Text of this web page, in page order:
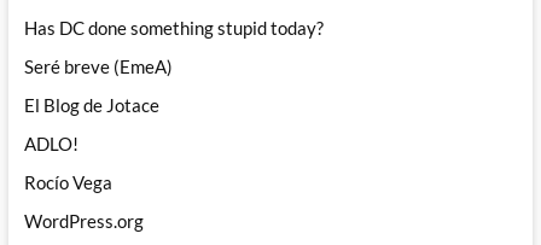
Has DC done something stupid today?
Seré breve (EmeA)
El Blog de Jotace
ADLO!
Rocío Vega
WordPress.org